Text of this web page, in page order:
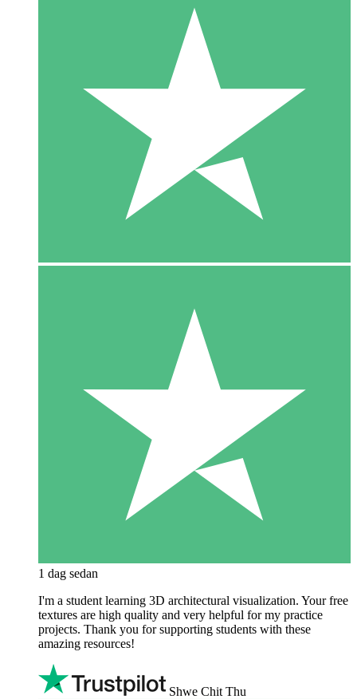
1 dag sedan
I'm a student learning 3D architectural visualization. Your free
textures are high quality and very helpful for my practice
projects. Thank you for supporting students with these
amazing resources!
Shwe Chit Thu